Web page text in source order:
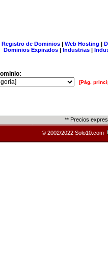
Registro de Dominios| Web Hosting |
Dominios Expirados | Industrias |
[Pág.
** Precios
© 2002/2022 Solo10.com